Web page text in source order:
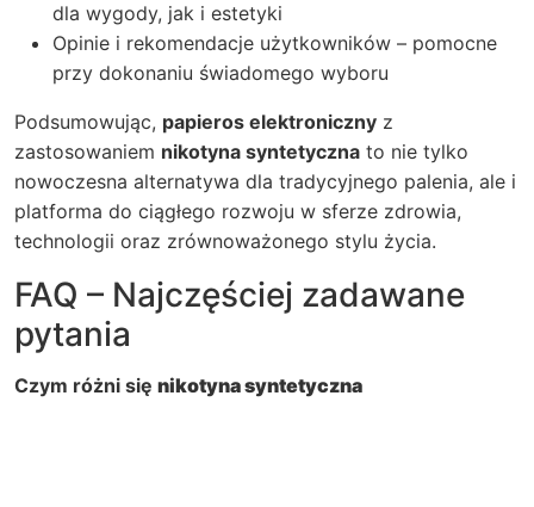
dla wygody, jak i estetyki
Opinie i rekomendacje użytkowników – pomocne
przy dokonaniu świadomego wyboru
Podsumowując, papieros elektroniczny z
zastosowaniem nikotyna syntetyczna to nie tylko
nowoczesna alternatywa dla tradycyjnego palenia, ale i
platforma do ciągłego rozwoju w sferze zdrowia,
technologii oraz zrównoważonego stylu życia.
FAQ – Najczęściej zadawane
pytania
Czym różni się nikotyna syntetyczna